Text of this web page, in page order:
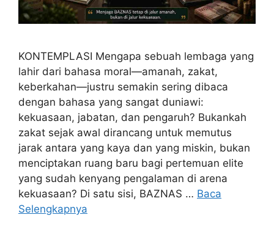
KONTEMPLASI Mengapa sebuah lembaga yang
lahir dari bahasa moral—amanah, zakat,
keberkahan—justru semakin sering dibaca
dengan bahasa yang sangat duniawi:
kekuasaan, jabatan, dan pengaruh? Bukankah
zakat sejak awal dirancang untuk memutus
jarak antara yang kaya dan yang miskin, bukan
menciptakan ruang baru bagi pertemuan elite
yang sudah kenyang pengalaman di arena
kekuasaan? Di satu sisi, BAZNAS … Baca
Selengkapnya